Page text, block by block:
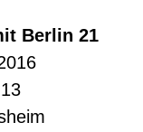
Berlin 21